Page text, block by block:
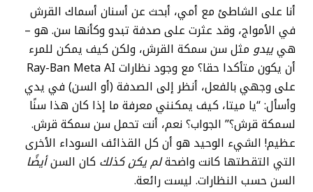
أنا على الشاطئ مع أمي، أبحث عن أسنان أسماك القرش
في الأمواج، وقد عثرت على صدفة تبدو وكأنها سن. هو –
هييبدو مثل سن سمكة القرش، ولكن كيف يمكن للمرء
أن يكون متأكدا حقا؟ مع وجود نظارات Ray-Ban Meta AI
على وجهي بالفعل، أنظر إلى الصدفة (أو السن) في يدي
وأسأل: “يا ميتا، كيف يمكنني معرفة ما إذا كان هذا سنًا
لسمكة قرش؟” الجواب؟ نعم، أنت تحمل سن سمكة قرش.
عظيم! الشيء الوحيد هو أن كل القذائف السوداء الأخرى
التي التقطتها كانت واضحةلم يكن كذلك كان السنأيضًا
السن حسب النظارات. ليست رائعة.